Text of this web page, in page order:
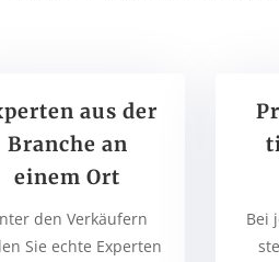
aus der
Branche an
einem Ort
den Verkäufern
Sie echte Experten
Bei